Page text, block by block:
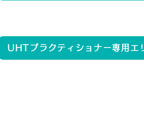
UHTプラクティショナー専用エ